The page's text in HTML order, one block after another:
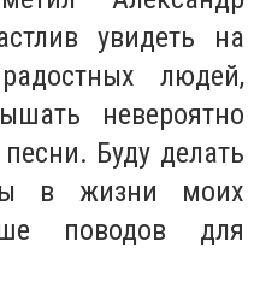
увидеть на
людей,
невероятно
Буду делать
в жизни моих
поводов для